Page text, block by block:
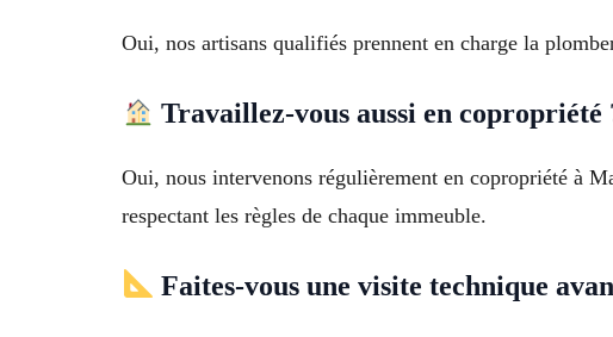
Oui, nos artisans qualifiés prennent en charge la
Travaillez-vous aussi en copropriété
Oui, nous intervenons régulièrement en copropriété à
respectant les règles de chaque immeuble.
Faites-vous une visite technique